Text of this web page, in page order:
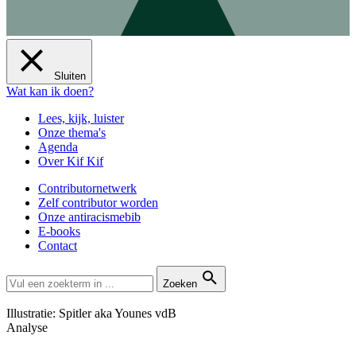
Sluiten
Wat kan ik doen?
Lees, kijk, luister
Onze thema's
Agenda
Over Kif Kif
Contributornetwerk
Zelf contributor worden
Onze antiracismebib
E-books
Contact
Zoeken
Illustratie: Spitler aka Younes vdB
Analyse